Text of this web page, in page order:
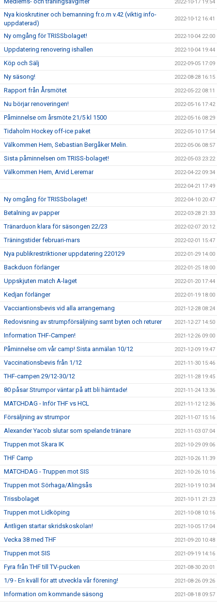
2022-10-17 19:54
Nya kioskrutiner och bemanning fr.o.m v.42 (viktig info-
uppdaterad)
2022-10-12 16:41
Ny omgång för TRISSbolaget! 2022-10-04 22:00
Uppdatering renovering ishallen 2022-10-04 19:44
Köp och Sälj 2022-09-05 17:09
Ny säsong! 2022-08-28 16:15
Rapport från Årsmötet 2022-05-22 08:11
Nu börjar renoveringen! 2022-05-16 17:42
Påminnelse om årsmöte 21/5 kl 1500 2022-05-16 08:29
Tidaholm Hockey off-ice paket 2022-05-10 17:54
Välkommen Hem, Sebastian Bergåker Melin. 2022-05-06 08:57
Sista påminnelsen om TRISS-bolaget! 2022-05-03 23:22
Välkommen Hem, Arvid Leremar 2022-04-22 09:34
2022-04-21 17:49
Ny omgång för TRISSbolaget! 2022-04-10 20:47
Betalning av papper 2022-03-28 21:33
Tränarduon klara för säsongen 22/23 2022-02-07 20:12
Träningstider februari-mars 2022-02-01 15:47
Nya publikrestriktioner uppdatering 220129 2022-01-29 14:00
Backduon förlänger 2022-01-25 18:00
Uppskjuten match A-laget 2022-01-20 17:44
Kedjan förlänger 2022-01-19 18:00
Vacciantionsbevis vid alla arrangemang 2021-12-28 08:24
Redovisning av strumpförsäljning samt byten och returer 2021-12-27 14:50
Information THF-Campen! 2021-12-26 09:00
Påminnelse om vår camp! Sista anmälan 10/12 2021-12-09 19:47
Vaccinationsbevis från 1/12 2021-11-30 15:46
THF-campen 29/12-30/12 2021-11-28 19:45
80 påsar Strumpor väntar på att bli hämtade! 2021-11-24 13:36
MATCHDAG - Inför THF vs HCL 2021-11-12 12:36
Försäljning av strumpor 2021-11-07 15:16
Alexander Yacob slutar som spelande tränare 2021-11-03 07:04
Truppen mot Skara IK 2021-10-29 09:06
THF Camp 2021-10-26 11:39
MATCHDAG - Truppen mot SIS 2021-10-26 10:16
Truppen mot Sörhaga/Alingsås 2021-10-19 10:34
Trissbolaget 2021-10-11 21:23
Truppen mot Lidköping 2021-10-08 10:16
Äntligen startar skridskoskolan! 2021-10-05 17:04
Vecka 38 med THF 2021-09-20 10:48
Truppen mot SIS 2021-09-19 14:16
Fyra från THF till TV-pucken 2021-08-30 20:01
1/9 - En kväll för att utveckla vår förening! 2021-08-26 09:26
Information om kommande säsong 2021-08-18 09:57